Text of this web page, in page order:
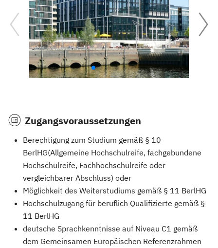
Zugangsvoraussetzungen
Berechtigung zum Studium gemäß § 10
BerlHG(Allgemeine Hochschulreife, fachgebundene
Hochschulreife, Fachhochschulreife oder
vergleichbarer Abschluss) oder
Möglichkeit des Weiterstudiums gemäß § 11 BerlHG
Hochschulzugang für beruflich Qualifizierte gemäß §
11 BerlHG
deutsche Sprachkenntnisse auf Niveau C1 gemäß
dem Gemeinsamen Europäischen Referenzrahmen